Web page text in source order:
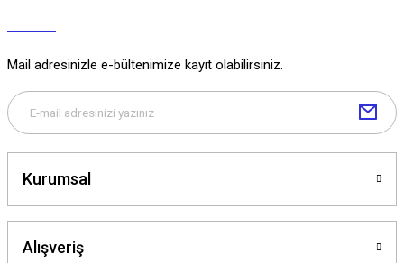
Mail adresinizle e-bültenimize kayıt olabilirsiniz.
Kurumsal
Alışveriş